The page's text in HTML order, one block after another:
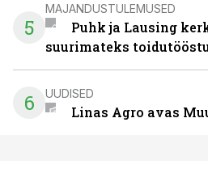
5
MAJANDUSTULEMUSED
Puhk ja Lausing
suurimateks
6 UUDISED
Linas Agro avas